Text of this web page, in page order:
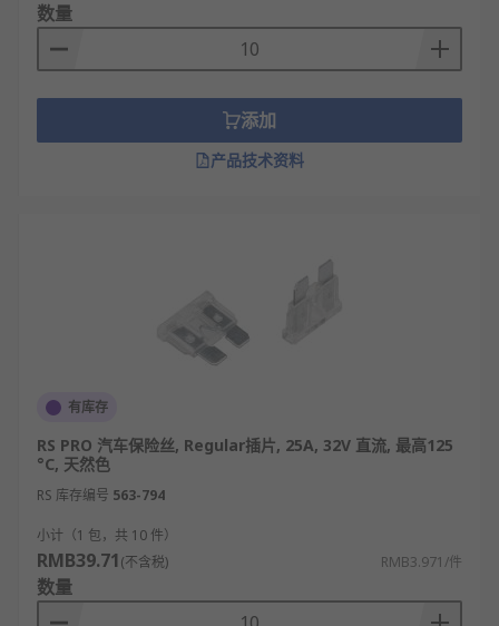
数量
添加
产品技术资料
有库存
RS PRO 汽车保险丝, Regular插片, 25A, 32V 直流, 最高125
°C, 天然色
RS 库存编号 563-794
小计（1 包，共 10 件）
RMB39.71(不含税) RMB3.971/件
数量